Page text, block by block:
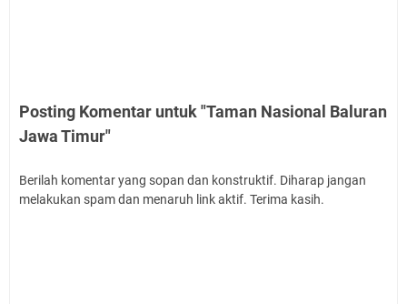
Posting Komentar untuk "Taman Nasional Baluran
Jawa Timur"
Berilah komentar yang sopan dan konstruktif. Diharap jangan
melakukan spam dan menaruh link aktif. Terima kasih.